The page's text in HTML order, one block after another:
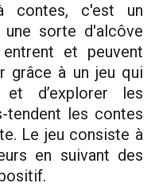
contes, c'est un
une sorte d'alcôve
et peuvent
grâce à un jeu qui
d’explorer les
tendent les contes
Le jeu consiste à
en suivant des